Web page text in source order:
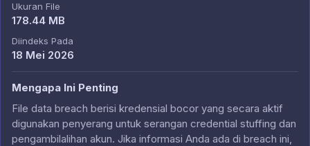
Ukuran File
178.44 MB
Diindeks Pada
18 Mei 2026
Mengapa Ini Penting
File data breach berisi kredensial bocor yang secara aktif
digunakan penyerang untuk serangan credential stuffing dan
pengambilalihan akun. Jika informasi Anda ada di breach ini,